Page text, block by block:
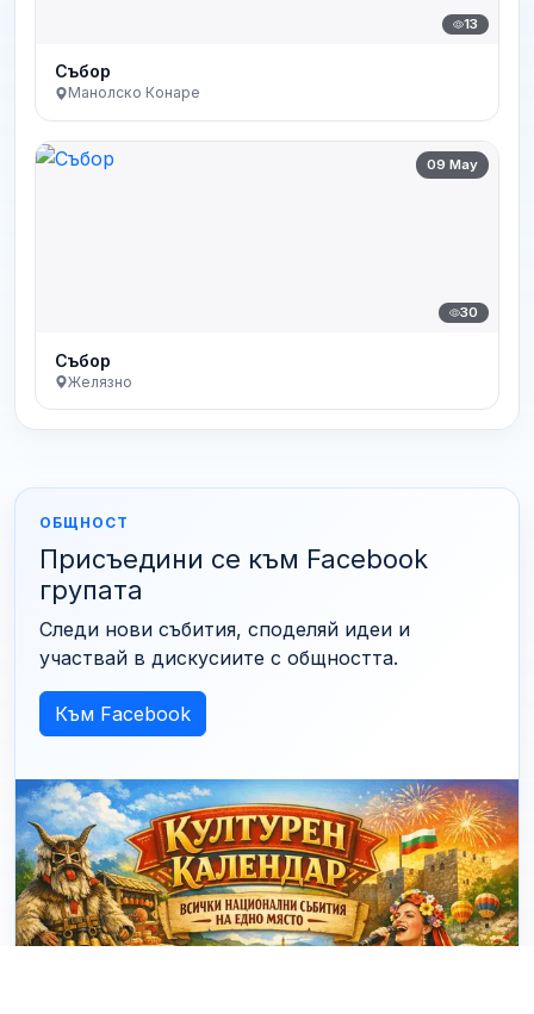
13
Събор
Манолско Конаре
09 May
30
Събор
Желязно
ОБЩНОСТ
Присъедини се към Facebook
групата
Следи нови събития, споделяй идеи и
участвай в дискусиите с общността.
Към Facebook